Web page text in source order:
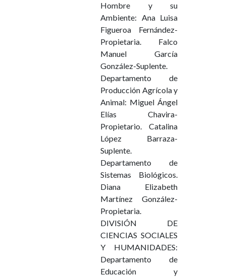
Hombre y su
Ambiente: Ana Luisa
Figueroa Fernández-
Propietaria. Falco
Manuel García
González-Suplente.
Departamento de
Producción Agrícola y
Animal: Miguel Ángel
Elías Chavira-
Propietario. Catalina
López Barraza-
Suplente.
Departamento de
Sistemas Biológicos.
Diana Elizabeth
Martínez González-
Propietaria.
DIVISIÓN DE
CIENCIAS SOCIALES
Y HUMANIDADES:
Departamento de
Educación y